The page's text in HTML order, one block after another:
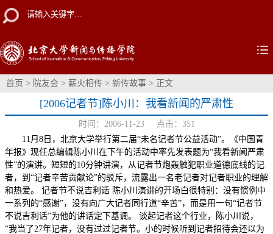
首页 > 院友会 > 薪火相传 > 新传故事 > 正文
[2006记者节]陈小川：我看新闻的严肃性
时间：2006-11-23 点击： 351
11月8日，北京大学举行第二届“未名记者节公益活动”。《中国青
年报》现任总编辑陈小川在下午的活动中率先发表题为“我看新闻严肃
性”的演讲。短短的10分钟讲演，从记者节炮轰触犯职业道德底线的记
者，到“记者辛苦贡献论”的驳斥，流露出一名老记者对记者职业的理解
和热爱。 记者节不说吉利话 陈小川演讲的开场白很特别：没有惯例中
一系列的“感谢”，没有向广大记者同行道“辛苦”，而是用一句“记者节
不说吉利话”为他的讲话定下基调。 谈起记者这个行业，陈小川说，
“我当了27年记者，没有过过记者节。小的时候听到记者招待会还以为